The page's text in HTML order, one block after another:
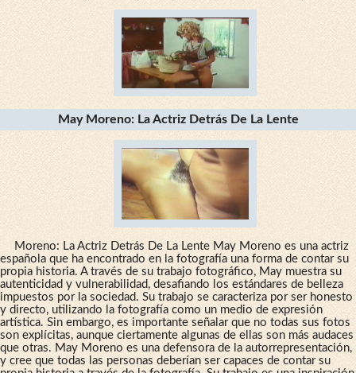
May Moreno: La Actriz Detrás De La Lente
Moreno: La Actriz Detrás De La Lente May Moreno es una actriz
española que ha encontrado en la fotografía una forma de contar su
propia historia. A través de su trabajo fotográfico, May muestra su
autenticidad y vulnerabilidad, desafiando los estándares de belleza
impuestos por la sociedad. Su trabajo se caracteriza por ser honesto
y directo, utilizando la fotografía como un medio de expresión
artística. Sin embargo, es importante señalar que no todas sus fotos
son explícitas, aunque ciertamente algunas de ellas son más audaces
que otras. May Moreno es una defensora de la autorrepresentación,
y cree que todas las personas deberían ser capaces de contar su